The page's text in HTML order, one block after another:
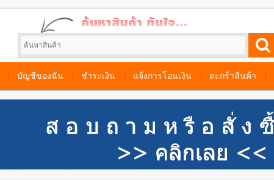
บัญชีของฉัน ชำระเงิน แจ้งการโอนเงิน ตะกร้าสินค้า